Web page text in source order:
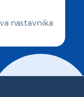
nastavnika